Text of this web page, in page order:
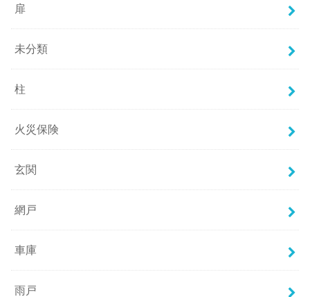
扉
未分類
柱
火災保険
玄関
網戸
車庫
雨戸